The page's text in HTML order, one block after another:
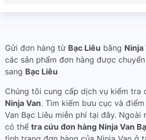
Gửi đơn hàng từ Bạc Liêu bằng Ninja
các sản phẩm đơn hàng được
sang Bạc Liêu
Chúng tôi cung cấp dịch vụ kiểm tra
Ninja Van. Tìm kiếm bưu cục và
Van Bạc Liêu miễn phí tại đây. Ngoài
có thể tra cứu đơn hàng Ninja Van